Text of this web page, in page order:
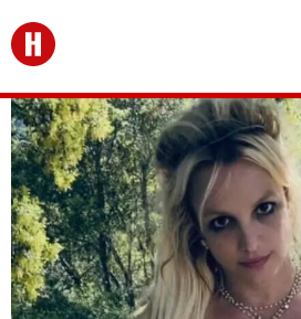
Перейти на главную